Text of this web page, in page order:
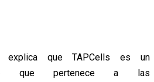
explica que TAPCells es un
que pertenece a las